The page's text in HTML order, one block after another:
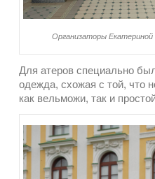
Организаторы
Для атеров специально
одежда, схожая с той, что
как вельможи, так и